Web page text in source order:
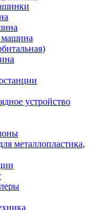
машина
устройство
металлопластика,